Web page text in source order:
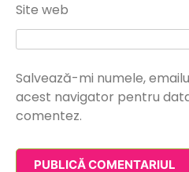
Site web
Salvează-mi numele,
acest navigator pentru
comentez.